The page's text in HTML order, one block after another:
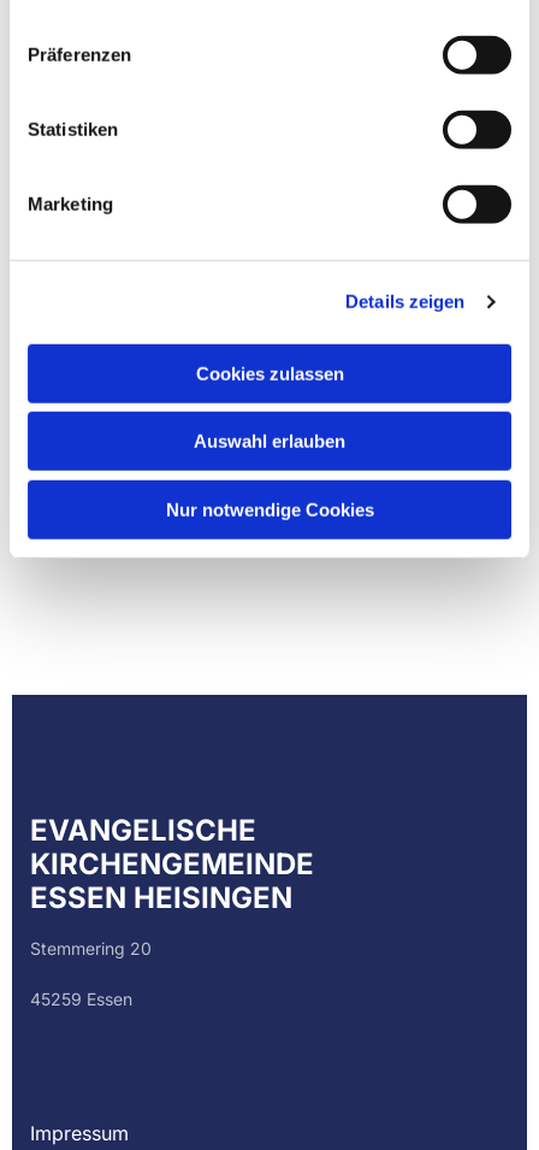
Präferenzen
Statistiken
Marketing
Details zeigen
Cookies zulassen
Auswahl erlauben
Nur notwendige Cookies
EVANGELISCHE
KIRCHENGEMEINDE
ESSEN HEISINGEN
Stemmering 20
45259 Essen
Impressum